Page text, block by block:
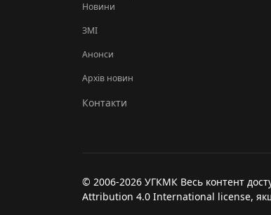
Новини
ЗМІ
Анонси
Архів новин
Контакти
© 2006-2026 УГКМК Весь контент
Attribution 4.0 International license,